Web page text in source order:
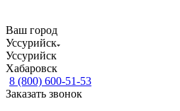
Ваш город
Уссурийск
Уссурийск
Хабаровск
8 (800) 600-51-53
Заказать звонок